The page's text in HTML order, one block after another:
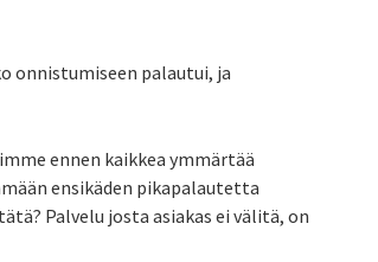
onnistumiseen palautui, ja
ennen kaikkea ymmärtää
ensikäden pikapalautetta
Palvelu josta asiakas ei välitä, on